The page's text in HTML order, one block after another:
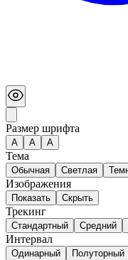
Размер шрифта
А A A
Тема
Обычная Светлая
Изображения
Показать Скрыть
Трекинг
Стандартный Средний
Интервал
Одинарный Полуторный